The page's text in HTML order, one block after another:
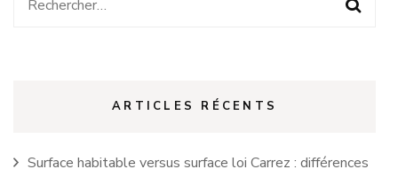
Rechercher :
ARTICLES RÉCENTS
Surface habitable versus surface loi Carrez : différences